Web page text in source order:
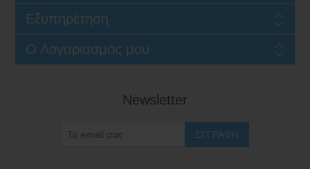
Εξυπηρέτηση
Ο Λογαριασμός μου
Newsletter